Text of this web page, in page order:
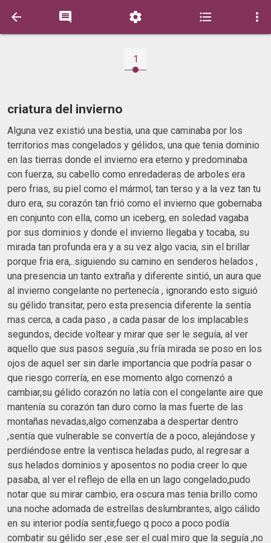
    
1
criatura del invierno
Alguna vez existió una bestia, una que caminaba por los
territorios mas congelados y gélidos, una que tenia dominio
en las tierras donde el invierno era eterno y predominaba
con fuerza, su cabello como enredaderas de arboles era
pero frias, su piel como el mármol, tan terso y a la vez tan tu
duro era, su corazón tan frió como el invierno que gobernaba
en conjunto con ella, como un iceberg, en soledad vagaba
por sus dominios y donde el invierno llegaba y tocaba, su
mirada tan profunda era y a su vez algo vacia, sin el brillar
porque fria era,..siguiendo su camino en senderos helados ,
una presencia un tanto extraña y diferente sintió, un aura que
al invierno congelante no pertenecía , ignorando esto siguió
su gélido transitar, pero esta presencia diferente la sentía
mas cerca, a cada paso , a cada pasar de los implacables
segundos, decide voltear y mirar que ser le seguía, al ver
aquello que sus pasos seguía ,su fría mirada se poso en los
ojos de aquel ser sin darle importancia que podría pasar o
que riesgo correría, en ese momento algo comenzó a
cambiar,su gélido corazón no latía con el congelante aire que
mantenía su corazón tan duro como la mas fuerte de las
montañas nevadas,algo comenzaba a despertar dentro
,sentía que vulnerable se convertía de a poco, alejándose y
perdiéndose entre la ventisca heladas pudo, al regresar a
sus helados dominios y aposentos no podia creer lo que
pasaba, al ver el reflejo de ella en un lago congelado,pudo
notar que su mirar cambio, era oscura mas tenia brillo como
una noche adornada de estrellas deslumbrantes, algo cálido
en su interior podía sentir,fuego q poco a poco podía
combatir su gélido ser ,ese ser el cual miro que la seguía ,no